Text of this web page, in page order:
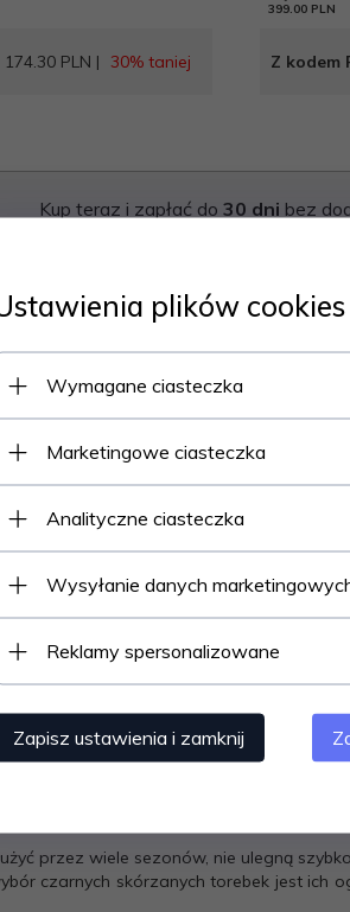
174.30 PLN | 30% taniej
399.00 PLN
Z kodem
Kup teraz i zapłać do 30 dni bez
mody Coco Chanel powinna
To absolutne must have.
przez wiele sezonów, nie ulegną
czarnych skórzanych torebek jest
plików cookies
Wymagane ciasteczka
Marketingowe ciasteczka
Analityczne ciasteczka
Wysyłanie danych
Reklamy spersonalizowane
Zapisz ustawienia i zamknij